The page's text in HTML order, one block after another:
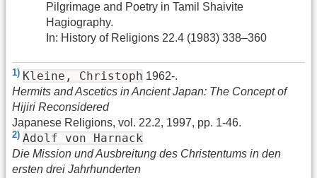
Pilgrimage and Poetry in Tamil Shaivite
Hagiography.
In: History of Religions 22.4 (1983) 338–360
1) Kleine, Christoph 1962-.
Hermits and Ascetics in Ancient Japan: The Concept of
Hijiri Reconsidered
Japanese Religions, vol. 22.2, 1997, pp. 1-46.
2) Adolf von Harnack
Die Mission und Ausbreitung des Christentums in den
ersten drei Jahrhunderten